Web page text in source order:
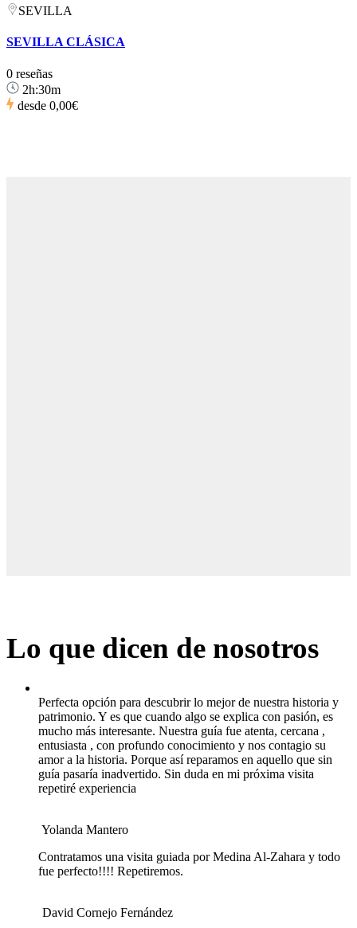
SEVILLA
SEVILLA CLÁSICA
0 reseñas
2h:30m
desde 0,00€
Lo que dicen de nosotros
Perfecta opción para descubrir lo mejor de nuestra historia y
patrimonio. Y es que cuando algo se explica con pasión, es
mucho más interesante. Nuestra guía fue atenta, cercana ,
entusiasta , con profundo conocimiento y nos contagio su
amor a la historia. Porque así reparamos en aquello que sin
guía pasaría inadvertido. Sin duda en mi próxima visita
repetiré experiencia
Yolanda Mantero
Contratamos una visita guiada por Medina Al-Zahara y todo
fue perfecto!!!! Repetiremos.
David Cornejo Fernández